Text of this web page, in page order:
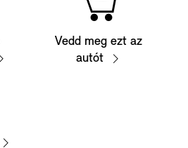
Vedd meg ezt az
autót